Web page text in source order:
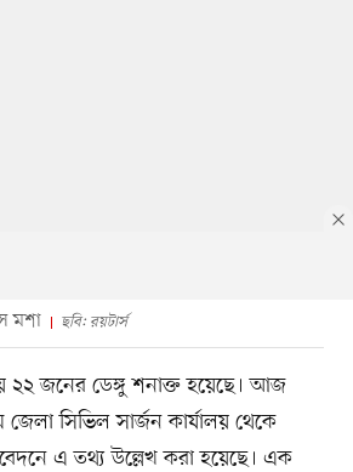
মশা ছবি: রয়টার্স
২২ জনের ডেঙ্গু শনাক্ত হয়েছে। আজ
জেলা সিভিল সার্জন কার্যালয় থেকে
এ তথ্য উল্লেখ করা হয়েছে। এক